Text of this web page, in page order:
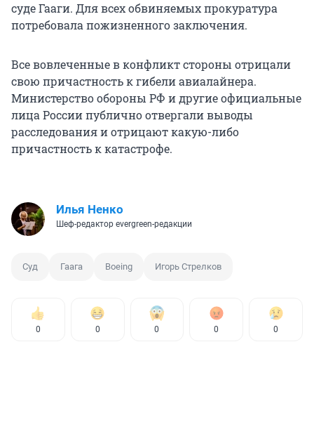
суде Гааги. Для всех обвиняемых прокуратура
потребовала пожизненного заключения.
Все вовлеченные в конфликт стороны отрицали
свою причастность к гибели авиалайнера.
Министерство обороны РФ и другие официальные
лица России публично отвергали выводы
расследования и отрицают какую-либо
причастность к катастрофе.
Илья Ненко
Шеф-редактор evergreen-редакции
Суд Гаага Boeing Игорь Стрелков
0 0 0 0 0